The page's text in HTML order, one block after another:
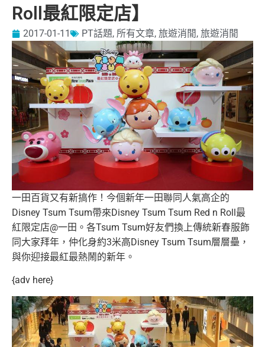
Roll最紅限定店】
2017-01-11 PT話題, 所有文章, 旅遊消閒, 旅遊消閒
一田百貨又有新搞作！今個新年一田聯同人氣高企的
Disney Tsum Tsum帶來Disney Tsum Tsum Red n Roll最
紅限定店@一田。各Tsum Tsum好友們換上傳統新春服飾
同大家拜年， 仲化身約3米高Disney Tsum Tsum層層壘，
與你迎接最紅最熱鬧的新年。
{adv here}